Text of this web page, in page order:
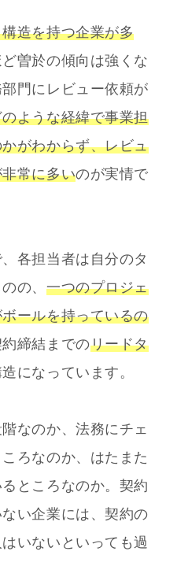
造を持つ企業が多
曽於の傾向は強くな
門にレビュー依頼が
ような経緯で事業担
がわからず、レビュ
常に多いのが実情で
各担当者は自分のタ
の、 一つのプロジェ
ールを持っているの
締結までのリードタ
になっています。
なのか、法務にチェ
ろなのか、はたまた
ところなのか。契約
い企業には、契約の
いないといっても過